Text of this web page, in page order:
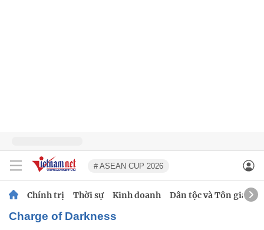
# ASEAN CUP 2026
Chính trị Thời sự Kinh doanh Dân tộc và Tôn giáo
Charge of Darkness